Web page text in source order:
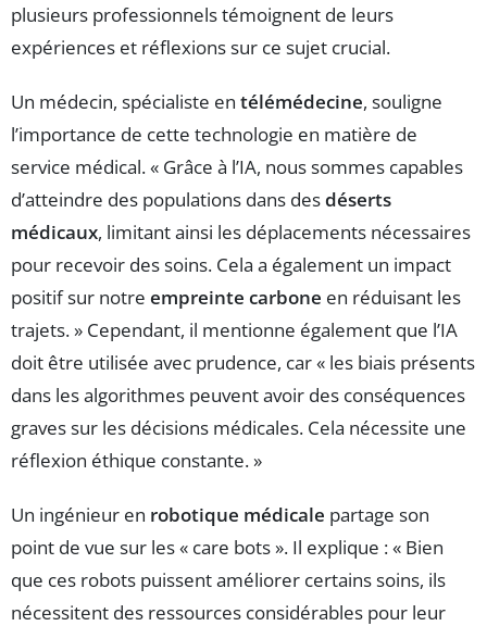
plusieurs professionnels témoignent de leurs
expériences et réflexions sur ce sujet crucial.
Un médecin, spécialiste en télémédecine, souligne
l’importance de cette technologie en matière de
service médical. « Grâce à l’IA, nous sommes capables
d’atteindre des populations dans desdéserts
médicaux, limitant ainsi les déplacements nécessaires
pour recevoir des soins. Cela a également un impact
positif sur notre empreinte carbone en réduisant les
trajets. » Cependant, il mentionne également que l’IA
doit être utilisée avec prudence, car « les biais présents
dans les algorithmes peuvent avoir des conséquences
graves sur les décisions médicales. Cela nécessite une
réflexion éthique constante. »
Un ingénieur en robotique médicale partage son
point de vue sur les « care bots ». Il explique : « Bien
que ces robots puissent améliorer certains soins, ils
nécessitent des ressources considérables pour leur